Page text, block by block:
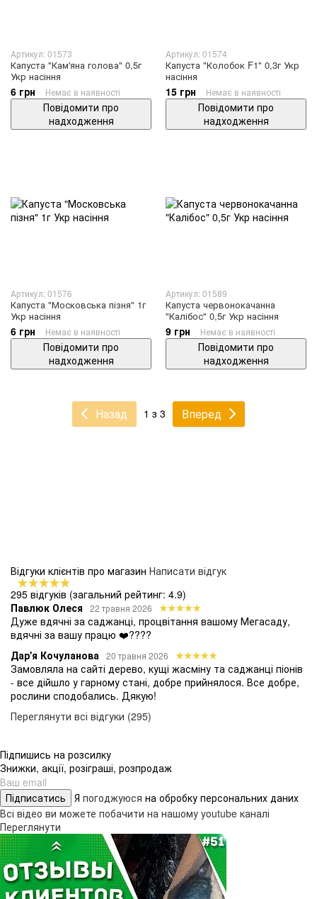
Артикул: 01573
Капуста "Кам'яна голова" 0,5г
Укр насіння
6 грн Немає в наявності
Повідомити про
надходження
Артикул: 01574
Капуста "Колобок F1" 0,3г Укр
насіння
15 грн Немає в наявності
Повідомити про
надходження
Артикул: 01576
Капуста "Московська пізня" 1г
Укр насіння
6 грн Немає в наявності
Повідомити про
надходження
Артикул: 01589
Капуста червонокачанна
"Калібос" 0,5г Укр насіння
9 грн Немає в наявності
Повідомити про
надходження
Назад 1 з 3 Вперед
Відгуки клієнтів про магазин Написати відгук
295 відгуків (загальний рейтинг: 4.9)
Павлюк Олеся
22 травня 2026
Дуже вдячні за саджанці, процвітання вашому Мегасаду,
вдячні за вашу працю ❤️????
Дар'я Кочуланова 20 травня 2026
Замовляла на сайті дерево, кущі жасміну та саджанці піонів
- все дійшло у гарному стані, добре прийнялося. Все добре,
рослини сподобались. Дякую!
Переглянути всі відгуки (295)
Підпишись на розсилку
Знижки, акції, розіграші, розпродаж
Підписатись Я погоджуюся на обробку персональних даних
Всі відео ви можете побачити на нашому youtube каналі
Переглянути